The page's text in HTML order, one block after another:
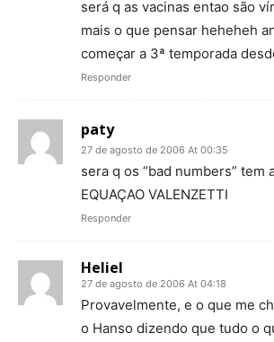
será q as vacinas entao são
mais o que pensar heheheh
começar a 3ª temporada
Responder
paty
27 de agosto de 2006 At 00:35
sera q os “bad numbers” tem
EQUAÇAO VALENZETTI
Responder
Heliel
27 de agosto de 2006 At 04:18
Provavelmente, e o que me
o Hanso dizendo que tudo o